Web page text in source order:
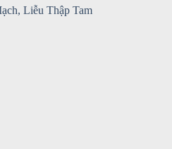
Liễu Thập Tam